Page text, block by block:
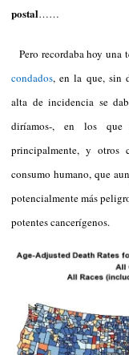
postal……
Pero recordaba hoy una
condados, en la que, sin
alta de incidencia se
diríamos-, en los que
principalmente, y otros
consumo humano, que
potencialmente más
potentes cancerígenos.